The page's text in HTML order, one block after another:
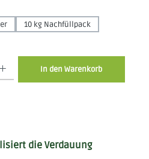
10 kg Nachfüllpack
In den Warenkorb
die Verdauung